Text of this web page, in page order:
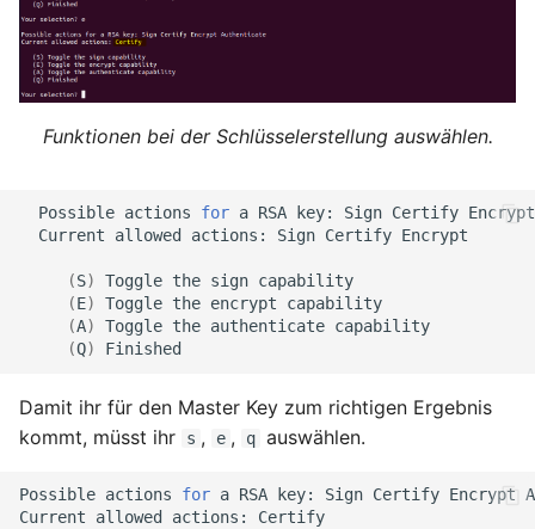
Funktionen bei der Schlüsselerstellung auswählen.
Possible actions for a RSA key: Sign Certify Encrypt
Current
allowed actions: Sign Certify Encrypt
(S) Toggle the sign
(E) Toggle the encrypt
(A) Toggle the authenticate
(Q)
Damit ihr für den Master Key zum richtigen Ergebnis
kommt, müsst ihr
s , e , q auswählen.
Possible actions for a RSA key: Sign Certify Encrypt
Current
allowed actions: Certify